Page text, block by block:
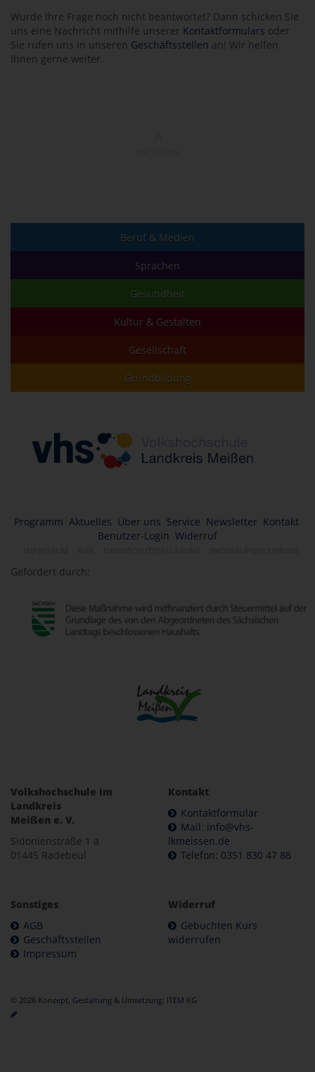
Wurde Ihre Frage noch nicht beantwortet? Dann schicken Sie
uns eine Nachricht mithilfe unserer Kontaktformulars oder
Sie rufen uns in unseren Geschäftsstellen an! Wir helfen
Ihnen gerne weiter.
Beruf & Medien
Sprachen
Gesundheit
Kultur & Gestalten
Gesellschaft
Grundbildung
Programm Aktuelles Über uns Service Newsletter Kontakt
Benutzer-Login Widerruf
Gefördert durch:
Volkshochschule im
Landkreis
Meißen e. V.
Sidonienstraße 1 a
01445 Radebeul
Kontakt
Kontaktformular
Mail: info@vhs-
lkmeissen.de
Telefon: 0351 830 47 88
Sonstiges
AGB
Geschäftsstellen
Impressum
Widerruf
Gebuchten Kurs
widerrufen
© 2026 Konzept, Gestaltung & Umsetzung: ITEM KG